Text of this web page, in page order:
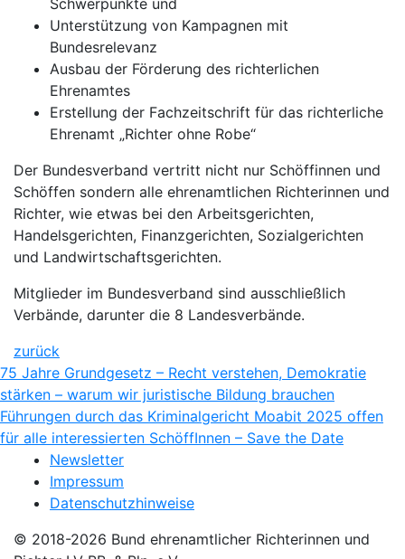
Schwerpunkte und
Unterstützung von Kampagnen mit
Bundesrelevanz
Ausbau der Förderung des richterlichen
Ehrenamtes
Erstellung der Fachzeitschrift für das richterliche
Ehrenamt „Richter ohne Robe“
Der Bundesverband vertritt nicht nur Schöffinnen und
Schöffen sondern alle ehrenamtlichen Richterinnen und
Richter, wie etwas bei den Arbeitsgerichten,
Handelsgerichten, Finanzgerichten, Sozialgerichten
und Landwirtschaftsgerichten.
Mitglieder im Bundesverband sind ausschließlich
Verbände, darunter die 8 Landesverbände.
zurück
Beitragsnavigation
75 Jahre Grundgesetz – Recht verstehen, Demokratie
stärken – warum wir juristische Bildung brauchen
Führungen durch das Kriminalgericht Moabit 2025 offen
für alle interessierten SchöffInnen – Save the Date
Newsletter
Impressum
Datenschutzhinweise
© 2018-2026 Bund ehrenamtlicher Richterinnen und